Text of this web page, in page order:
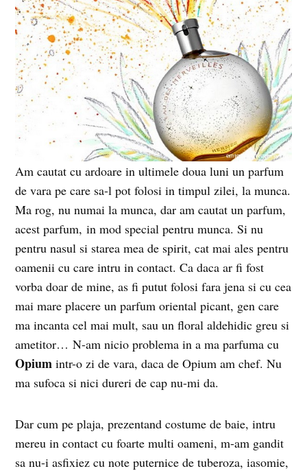
Am cautat cu ardoare in ultimele doua luni un parfum
de vara pe care sa-l pot folosi in timpul zilei, la munca.
Ma rog, nu numai la munca, dar am cautat un parfum,
acest parfum, in mod special pentru munca. Si nu
pentru nasul si starea mea de spirit, cat mai ales pentru
oamenii cu care intru in contact. Ca daca ar fi fost
vorba doar de mine, as fi putut folosi fara jena si cu cea
mai mare placere un parfum oriental picant, gen care
ma incanta cel mai mult, sau un floral aldehidic greu si
ametitor… N-am nicio problema in a ma parfuma cu
Opium intr-o zi de vara, daca de Opium am chef. Nu
ma sufoca si nici dureri de cap nu-mi da.
Dar cum pe plaja, prezentand costume de baie, intru
mereu in contact cu foarte multi oameni, m-am gandit
sa nu-i asfixiez cu note puternice de tuberoza, iasomie,